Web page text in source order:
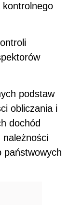
podstaw
obliczania i
dochód
należności
państwowych